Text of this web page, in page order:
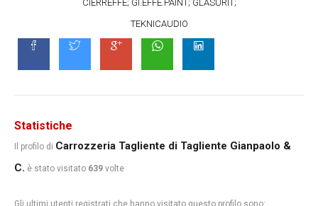
CIERREFFE; GI.EFFE.PAINT; GLASURIT;
TEKNICAUDIO
Statistiche
Il profilo di Carrozzeria Tagliente di Tagliente Gianpaolo &
C. è stato visitato 639 volte
Gli ultimi utenti registrati che hanno visitato questo profilo sono: